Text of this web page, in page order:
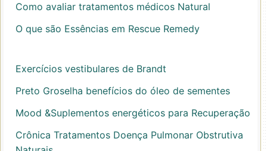
Como avaliar tratamentos médicos Natural
O que são Essências em Rescue Remedy
Exercícios vestibulares de Brandt
Preto Groselha benefícios do óleo de sementes
Mood &Suplementos energéticos para Recuperação
Crônica Tratamentos Doença Pulmonar Obstrutiva